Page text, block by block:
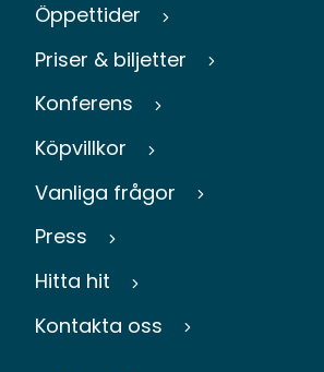
Öppettider
Priser & biljetter
Konferens
Köpvillkor
Vanliga frågor
Press
Hitta hit
Kontakta oss